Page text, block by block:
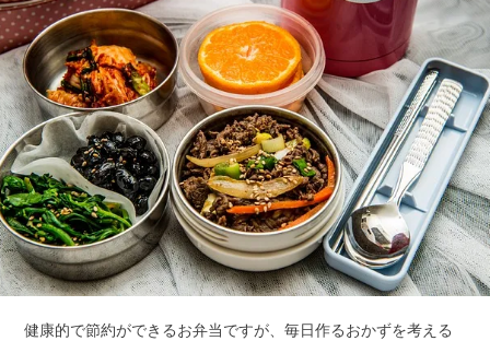
健康的で節約ができるお弁当ですが、毎日作るおかずを考える